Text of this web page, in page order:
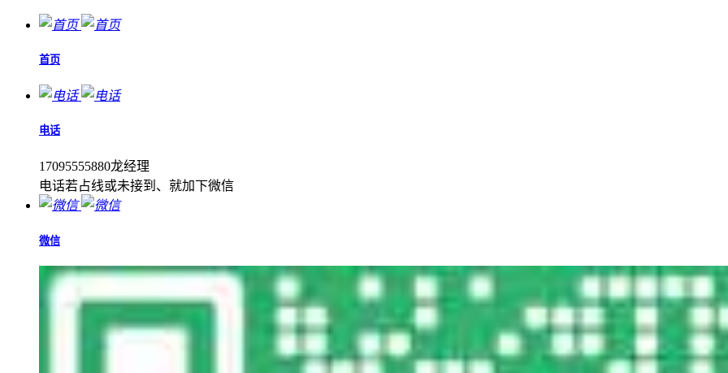
首页
电话
17095555880龙经理
电话若占线或未接到、就加下微信
微信